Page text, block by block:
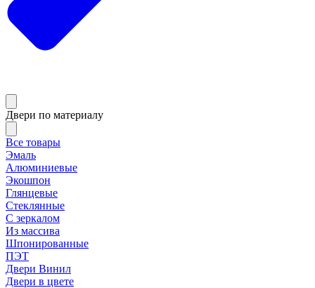
Двери по материалу
Все товары
Эмаль
Алюминиевые
Экошпон
Глянцевые
Стеклянные
С зеркалом
Из массива
Шпонированные
ПЭТ
Двери Винил
Двери в цвете